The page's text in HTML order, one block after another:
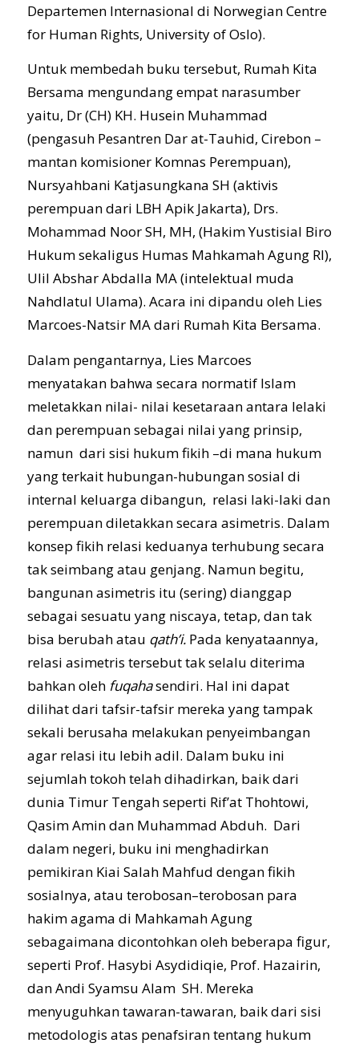
Departemen Internasional di Norwegian Centre
for Human Rights, University of Oslo).
Untuk membedah buku tersebut, Rumah Kita
Bersama mengundang empat narasumber
yaitu, Dr (CH) KH. Husein Muhammad
(pengasuh Pesantren Dar at-Tauhid, Cirebon –
mantan komisioner Komnas Perempuan),
Nursyahbani Katjasungkana SH (aktivis
perempuan dari LBH Apik Jakarta), Drs.
Mohammad Noor SH, MH, (Hakim Yustisial Biro
Hukum sekaligus Humas Mahkamah Agung RI),
Ulil Abshar Abdalla MA (intelektual muda
Nahdlatul Ulama). Acara ini dipandu oleh Lies
Marcoes-Natsir MA dari Rumah Kita Bersama.
Dalam pengantarnya, Lies Marcoes
menyatakan bahwa secara normatif Islam
meletakkan nilai- nilai kesetaraan antara lelaki
dan perempuan sebagai nilai yang prinsip,
namun dari sisi hukum fikih –di mana hukum
yang terkait hubungan-hubungan sosial di
internal keluarga dibangun, relasi laki-laki dan
perempuan diletakkan secara asimetris. Dalam
konsep fikih relasi keduanya terhubung secara
tak seimbang atau genjang. Namun begitu,
bangunan asimetris itu (sering) dianggap
sebagai sesuatu yang niscaya, tetap, dan tak
bisa berubah atau qath’i.Pada kenyataannya,
relasi asimetris tersebut tak selalu diterima
bahkan oleh fuqahasendiri. Hal ini dapat
dilihat dari tafsir-tafsir mereka yang tampak
sekali berusaha melakukan penyeimbangan
agar relasi itu lebih adil. Dalam buku ini
sejumlah tokoh telah dihadirkan, baik dari
dunia Timur Tengah seperti Rif’at Thohtowi,
Qasim Amin dan Muhammad Abduh. Dari
dalam negeri, buku ini menghadirkan
pemikiran Kiai Salah Mahfud dengan fikih
sosialnya, atau terobosan–terobosan para
hakim agama di Mahkamah Agung
sebagaimana dicontohkan oleh beberapa figur,
seperti Prof. Hasybi Asydidiqie, Prof. Hazairin,
dan Andi Syamsu Alam SH. Mereka
menyuguhkan tawaran-tawaran, baik dari sisi
metodologis atas penafsiran tentang hukum